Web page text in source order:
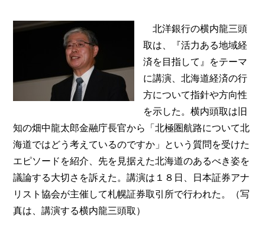
北洋銀行の横内龍三頭
取は、『活力ある地域経
済を目指して』をテーマ
に講演、北海道経済の行
方について指針や方向性
を示した。横内頭取は旧
知の畑中龍太郎金融庁長官から「北極圏航路について北
海道ではどう考えているのですか」という質問を受けた
エピソードを紹介、先を見据えた北海道のあるべき姿を
議論する大切さを訴えた。講演は１８日、日本証券アナ
リスト協会が主催して札幌証券取引所で行われた。（写
真は、講演する横内龍三頭取）